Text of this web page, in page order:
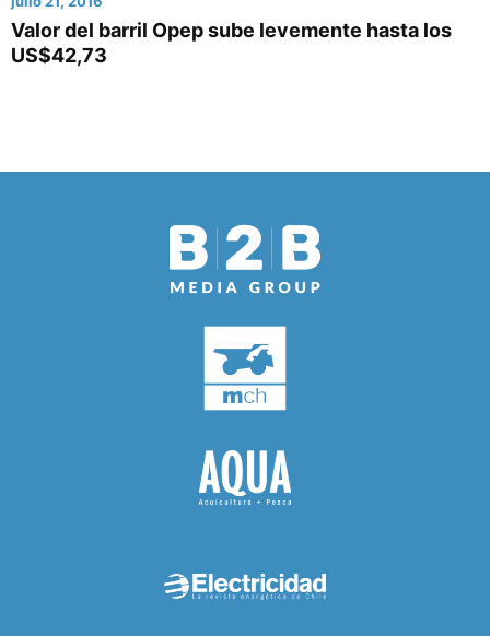
Valor del barril Opep sube levemente hasta los
US$42,73